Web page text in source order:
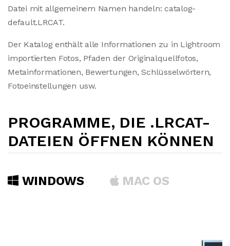
Datei mit allgemeinem Namen handeln: catalog-
default.LRCAT.
Der Katalog enthält alle Informationen zu in Lightroom
importierten Fotos, Pfaden der Originalquellfotos,
Metainformationen, Bewertungen, Schlüsselwörtern,
Fotoeinstellungen usw.
PROGRAMME, DIE .LRCAT-
DATEIEN ÖFFNEN KÖNNEN
WINDOWS MAC OS